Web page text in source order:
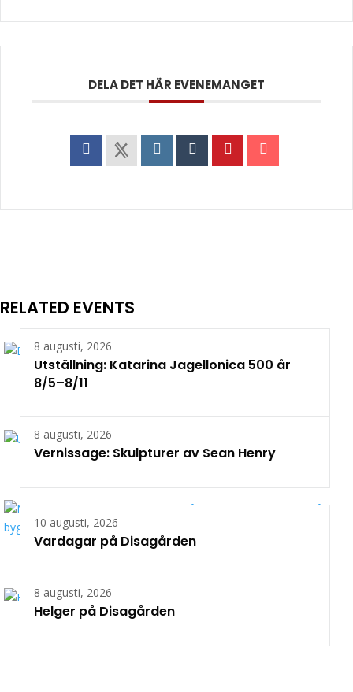
DELA DET HÄR EVENEMANGET
RELATED EVENTS
8 augusti, 2026
Utställning: Katarina Jagellonica 500 år
8/5–8/11
8 augusti, 2026
Vernissage: Skulpturer av Sean Henry
10 augusti, 2026
Vardagar på Disagården
8 augusti, 2026
Helger på Disagården